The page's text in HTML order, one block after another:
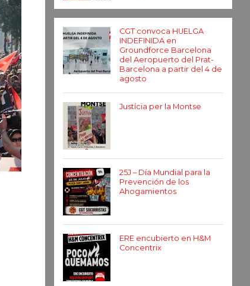
CGT convoca HUELGA
INDEFINIDA en
Groundforce Barcelona
del Aeropuerto del Prat-
Barcelona a partir del 4 de
agosto
Justícia per la Montse
25J – Día Mundial para la
Prevención de los
Ahogamientos
ERE encubierto en H&M
Concentrix